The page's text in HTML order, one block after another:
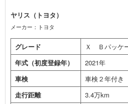
ヤリス（トヨタ）
メーカー：トヨタ
グレード
Ｘ Ｂパッケ
年式（初度登録年）
2021年
車検
車検２年付き
走行距離
3.4万km